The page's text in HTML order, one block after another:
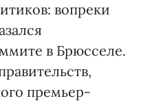
вопреки
в Брюсселе.
премьер-